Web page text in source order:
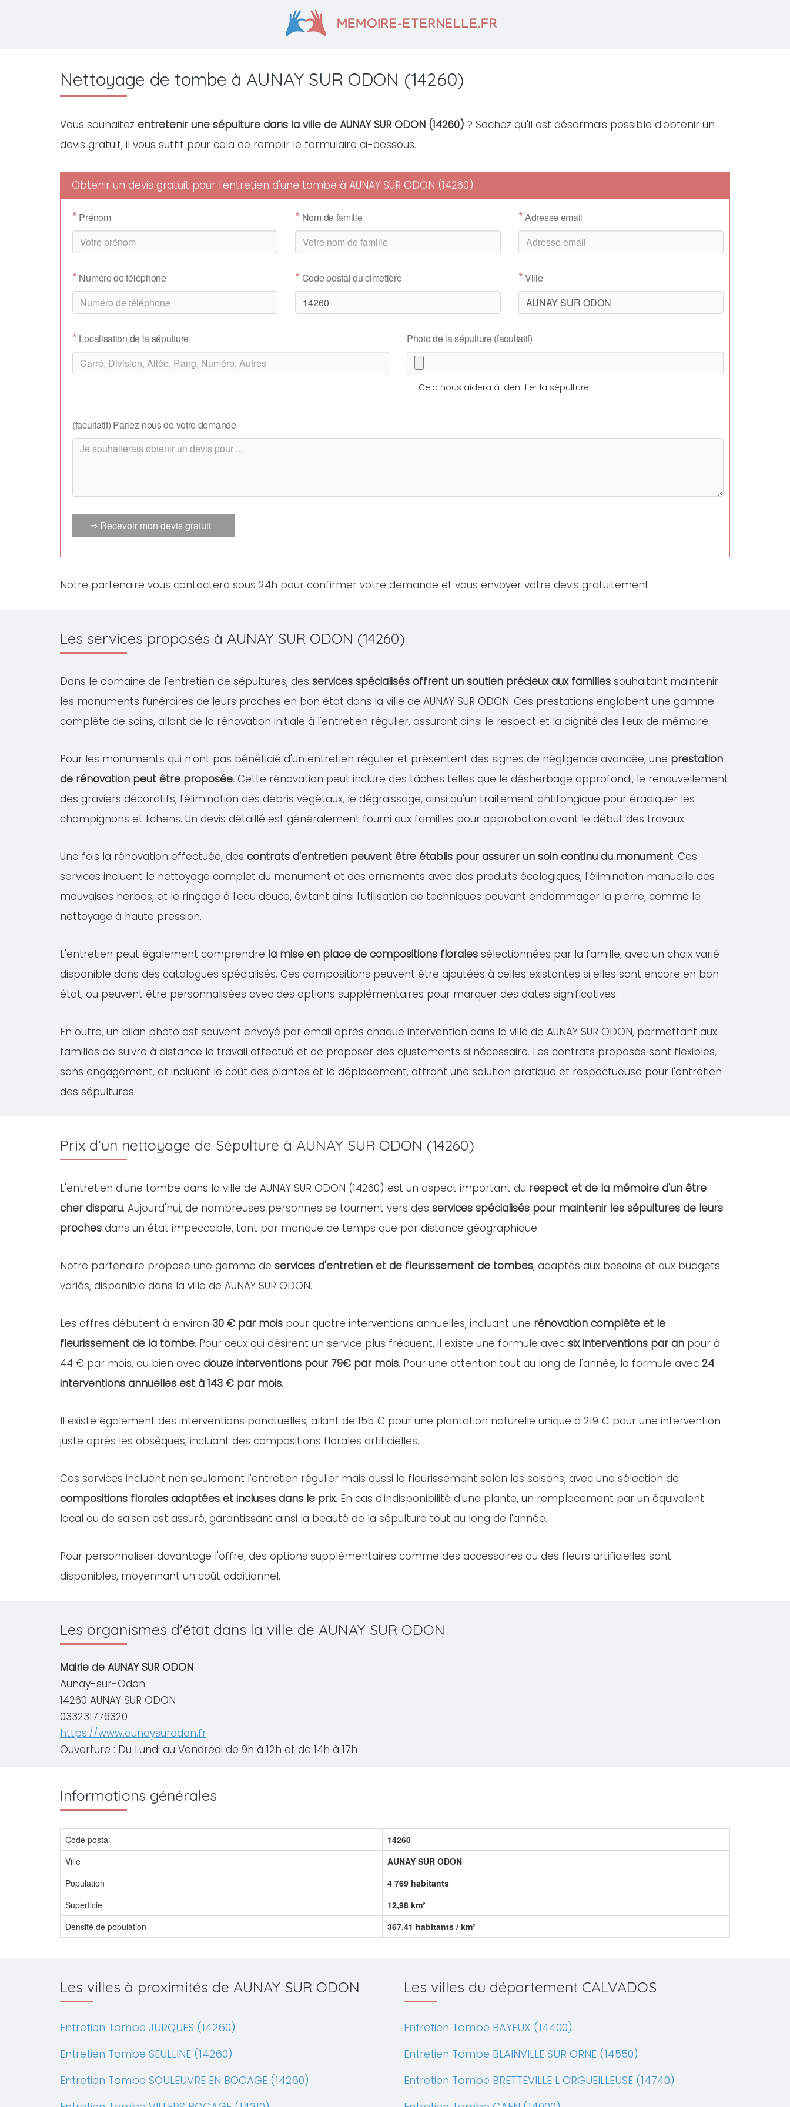
Nettoyage de tombe à AUNAY SUR ODON (14260)
Vous souhaitez entretenir une sépulture dans la ville de AUNAY SUR ODON (14260) ? Sachez qu'il est désormais possible d'obtenir un
devis gratuit, il vous suffit pour cela de remplir le formulaire ci-dessous.
Obtenir un devis gratuit pour l'entretien d'une tombe à AUNAY SUR ODON (14260)
* Prénom * Nom de famille *Adresse email
* Numéro de téléphone * Code postal du cimetière *Ville
* Localisation de la sépulture Photo de la sépulture (facultatif)
Cela nous aidera à identifier la sépulture
(facultatif) Parlez-nous de votre demande
⇒ Recevoir mon devis gratuit
Notre partenaire vous contactera sous 24h pour confirmer votre demande et vous envoyer votre devis gratuitement.
Les services proposés à AUNAY SUR ODON (14260)
Dans le domaine de l'entretien de sépultures, des services spécialisés offrent un soutien précieux aux familles souhaitant maintenir
les monuments funéraires de leurs proches en bon état dans la ville de AUNAY SUR ODON. Ces prestations englobent une gamme
complète de soins, allant de la rénovation initiale à l'entretien régulier, assurant ainsi le respect et la dignité des lieux de mémoire.
Pour les monuments qui n'ont pas bénéficié d'un entretien régulier et présentent des signes de négligence avancée, une prestation
de rénovation peut être proposée. Cette rénovation peut inclure des tâches telles que le désherbage approfondi, le renouvellement
des graviers décoratifs, l'élimination des débris végétaux, le dégraissage, ainsi qu'un traitement antifongique pour éradiquer les
champignons et lichens. Un devis détaillé est généralement fourni aux familles pour approbation avant le début des travaux.
Une fois la rénovation effectuée, des contrats d'entretien peuvent être établis pour assurer un soin continu du monument. Ces
services incluent le nettoyage complet du monument et des ornements avec des produits écologiques, l'élimination manuelle des
mauvaises herbes, et le rinçage à l'eau douce, évitant ainsi l'utilisation de techniques pouvant endommager la pierre, comme le
nettoyage à haute pression.
L'entretien peut également comprendre la mise en place de compositions florales sélectionnées par la famille, avec un choix varié
disponible dans des catalogues spécialisés. Ces compositions peuvent être ajoutées à celles existantes si elles sont encore en bon
état, ou peuvent être personnalisées avec des options supplémentaires pour marquer des dates significatives.
En outre, un bilan photo est souvent envoyé par email après chaque intervention dans la ville de AUNAY SUR ODON, permettant aux
familles de suivre à distance le travail effectué et de proposer des ajustements si nécessaire. Les contrats proposés sont flexibles,
sans engagement, et incluent le coût des plantes et le déplacement, offrant une solution pratique et respectueuse pour l'entretien
des sépultures.
Prix d'un nettoyage de Sépulture à AUNAY SUR ODON (14260)
L'entretien d'une tombe dans la ville de AUNAY SUR ODON (14260) est un aspect important du respect et de la mémoire d'un être
cher disparu. Aujourd'hui, de nombreuses personnes se tournent vers des services spécialisés pour maintenir les sépultures de leurs
proches dans un état impeccable, tant par manque de temps que par distance géographique.
Notre partenaire propose une gamme de services d'entretien et de fleurissement de tombes, adaptés aux besoins et aux budgets
variés, disponible dans la ville de AUNAY SUR ODON.
Les offres débutent à environ 30 € par mois pour quatre interventions annuelles, incluant une rénovation complète et le
fleurissement de la tombe. Pour ceux qui désirent un service plus fréquent, il existe une formule avec six interventions par an pour à
44 € par mois, ou bien avec douze interventions pour 79€ par mois. Pour une attention tout au long de l'année, la formule avec 24
interventions annuelles est à 143 € par mois.
Il existe également des interventions ponctuelles, allant de 155 € pour une plantation naturelle unique à 219 € pour une intervention
juste après les obsèques, incluant des compositions florales artificielles.
Ces services incluent non seulement l'entretien régulier mais aussi le fleurissement selon les saisons, avec une sélection de
compositions florales adaptées et incluses dans le prix. En cas d'indisponibilité d'une plante, un remplacement par un équivalent
local ou de saison est assuré, garantissant ainsi la beauté de la sépulture tout au long de l'année.
Pour personnaliser davantage l'offre, des options supplémentaires comme des accessoires ou des fleurs artificielles sont
disponibles, moyennant un coût additionnel.
Les organismes d'état dans la ville de AUNAY SUR ODON
Mairie de AUNAY SUR ODON
Aunay-sur-Odon
14260 AUNAY SUR ODON
033231776320
https://www.aunaysurodon.fr
Ouverture : Du Lundi au Vendredi de 9h à 12h et de 14h à 17h
Informations générales
Code postal
14260
Ville
AUNAY SUR ODON
Population
4 769 habitants
Superficie
12,98 km²
Densité de population
367,41 habitants / km²
Les villes à proximités de AUNAY SUR ODON
Entretien Tombe JURQUES (14260)
Entretien Tombe SEULLINE (14260)
Entretien Tombe SOULEUVRE EN BOCAGE (14260)
Les villes du département CALVADOS
Entretien Tombe BAYEUX (14400)
Entretien Tombe BLAINVILLE SUR ORNE (14550)
Entretien Tombe BRETTEVILLE L ORGUEILLEUSE (14740)